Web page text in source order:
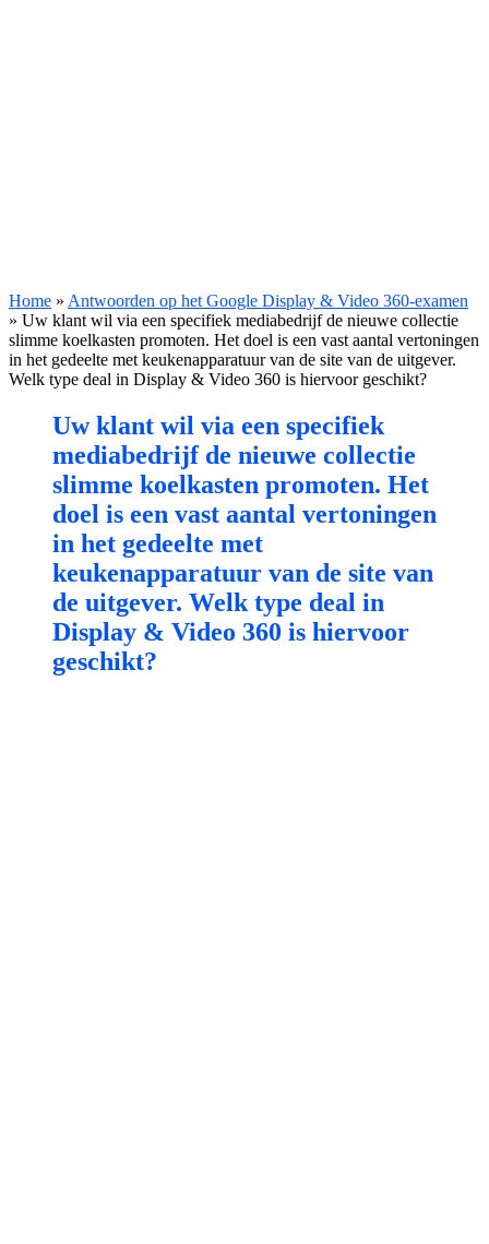
Home » Antwoorden op het Google Display & Video 360-examen
» Uw klant wil via een specifiek mediabedrijf de nieuwe collectie
slimme koelkasten promoten. Het doel is een vast aantal vertoningen
in het gedeelte met keukenapparatuur van de site van de uitgever.
Welk type deal in Display & Video 360 is hiervoor geschikt?
Uw klant wil via een specifiek
mediabedrijf de nieuwe collectie
slimme koelkasten promoten. Het
doel is een vast aantal vertoningen
in het gedeelte met
keukenapparatuur van de site van
de uitgever. Welk type deal in
Display & Video 360 is hiervoor
geschikt?